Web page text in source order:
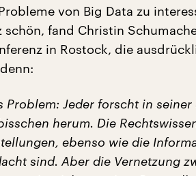
von Big Data zu
schön, fand Christin
in Rostock, die
Problem: Jeder forscht in
herum. Die
ebenso wie die
sind. Aber die Vernetzung